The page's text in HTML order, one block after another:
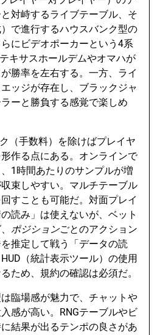
対峙するライブテーブル、そ
で進行するハウスバンク型の
にビデオポーカーという4系
キサスホールデムやオマハが
勝率を左右する。一方、ライ
ッジが存在し、ブラックジャ
ーと勝負する感覚で楽しめ
（手数料）を除けばプレイヤ
作る点にある。オンラインで
1時間あたりのサンプルが増
束しやすい。マルチテーブル
すことも可能だ。対面プレイ
読み」は使えないが、ベット
ポジションごとのアクション
推定して戦う「データの読
（統計表示ツール）の使用
ため、規約の確認は必須だ。
臨場感が魅力で、チャットや
感が高い。RNGテーブルやビ
結果が出るテンポの良さがあ